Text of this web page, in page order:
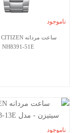
ناموجود
NH8391-51E
ناموجود